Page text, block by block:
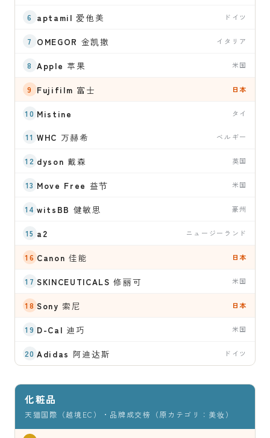
aptamil 爱他美 ドイツ
OMEGOR 金凯撒 イタリア
Apple 苹果 米国
Fujifilm 富士 日本
Mistine タイ
WHC 万赫希 ベルギー
dyson 戴森 英国
Move Free 益节 米国
witsBB 健敏思 豪州
a2 ニュージーランド
Canon 佳能 日本
SKINCEUTICALS 修丽可 米国
Sony 索尼 日本
D-Cal 迪巧 米国
Adidas 阿迪达斯 ドイツ
化粧品
天猫国際（越境EC）・品牌成交榜（原カテゴリ：美妆）